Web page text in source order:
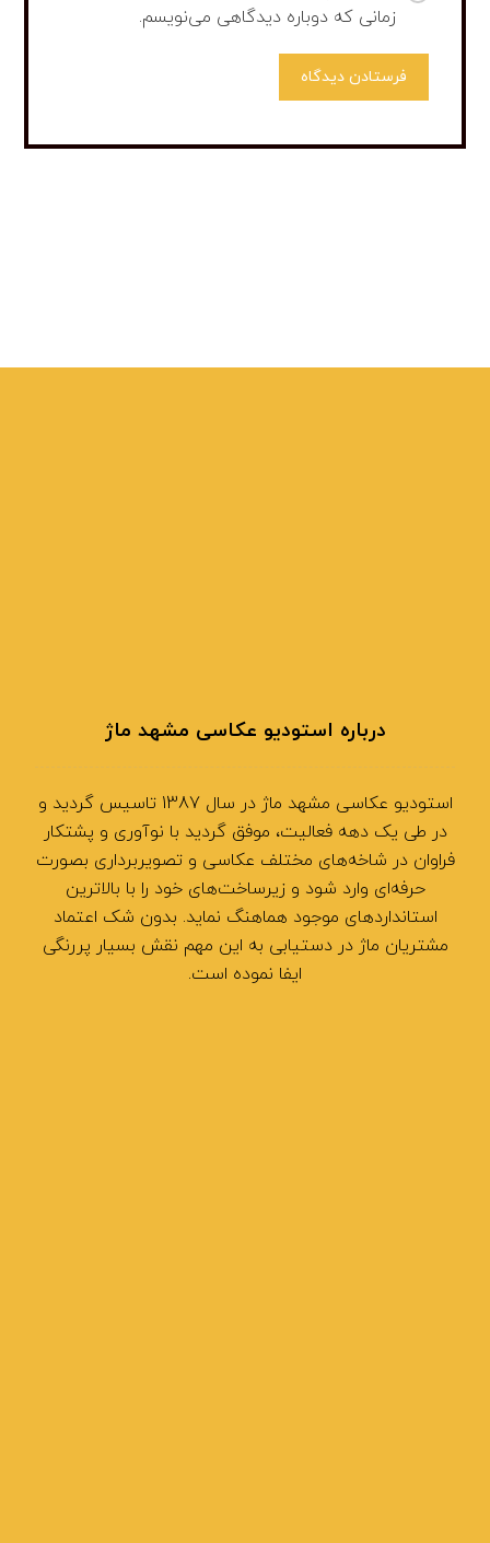
زمانی که دوباره دیدگاهی می‌نویسم.
درباره استودیو عکاسی مشهد ماژ
استودیو عکاسی مشهد ماژ در سال 1387 تاسیس گردید و
در طی یک دهه فعالیت، موفق گردید با نوآوری و پشتکار
فراوان در شاخه‌های مختلف عکاسی و تصویربرداری بصورت
حرفه‌ای وارد شود و زیرساخت‌های خود را با بالاترین
استانداردهای موجود هماهنگ نماید. بدون شک اعتماد
مشتریان ماژ در دستیابی به این مهم نقش بسیار پررنگی
ایفا نموده است.